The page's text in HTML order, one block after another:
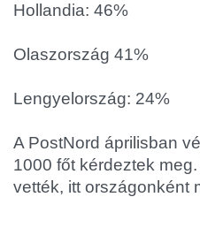
Hollandia: 46%
Olaszország 41%
Lengyelország: 24%
A PostNord áprilisban
1000 főt kérdeztek
vették, itt országonként